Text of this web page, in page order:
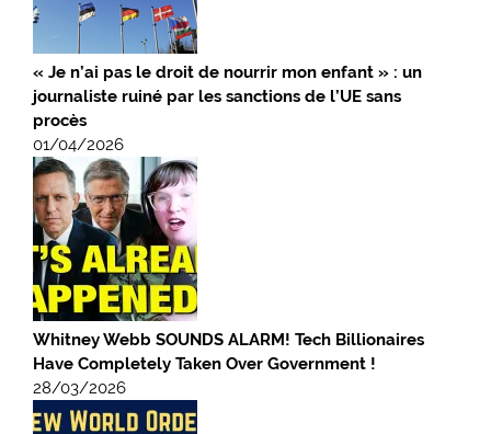
« Je n’ai pas le droit de nourrir mon enfant » : un
journaliste ruiné par les sanctions de l’UE sans
procès
01/04/2026
Whitney Webb SOUNDS ALARM! Tech Billionaires
Have Completely Taken Over Government !
28/03/2026